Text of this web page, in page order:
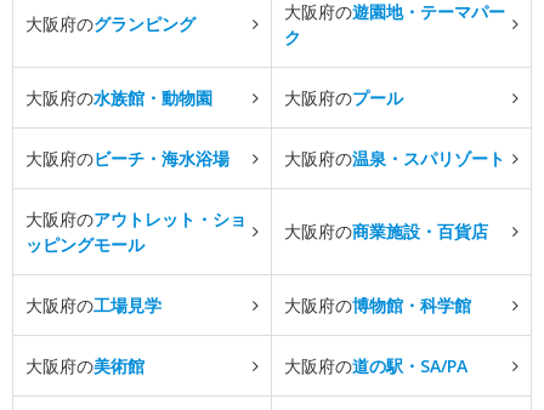
大阪府のグランピング
大阪府の遊園地・テーマパー
ク
大阪府の水族館・動物園 大阪府のプール
大阪府のビーチ・海水浴場 大阪府の温泉・スパリゾート
大阪府のアウトレット・ショ
ッピングモール
大阪府の商業施設・百貨店
大阪府の工場見学 大阪府の博物館・科学館
大阪府の美術館 大阪府の道の駅・SA/PA